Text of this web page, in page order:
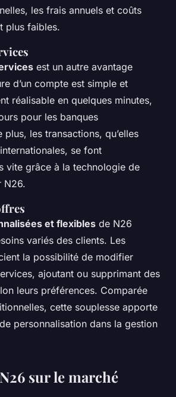
les frais annuels et coûts
plus faibles.
est un autre avantage
d’un compte est simple et
réalisable en quelques minutes,
pour les banques
les transactions, qu’elles
se font
vite grâce à la technologie de
N26.
et flexibles de N26
variés des clients. Les
la possibilité de modifier
ajoutant ou supprimant des
leurs préférences. Comparée
cette souplesse apporte
personnalisation dans la gestion
sur le marché